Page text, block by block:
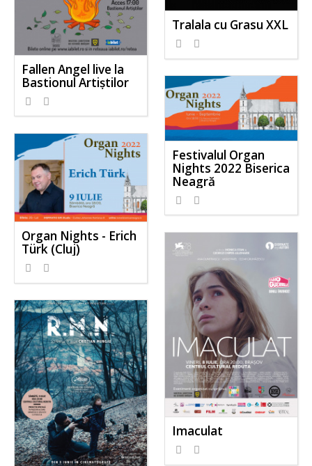
Tralala cu Grasu XXL
Fallen Angel live la
Bastionul Artiștilor
Festivalul Organ
Nights 2022 Biserica
Neagră
Organ Nights - Erich
Türk (Cluj)
Imaculat